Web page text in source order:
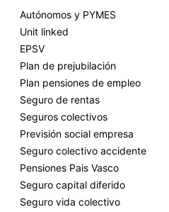
Autónomos y PYMES
Unit linked
EPSV
Plan de prejubilación
Plan pensiones de empleo
Seguro de rentas
Seguros colectivos
Previsión social empresa
Seguro colectivo accidente
Pensiones Pais Vasco
Seguro capital diferido
Seguro vida colectivo